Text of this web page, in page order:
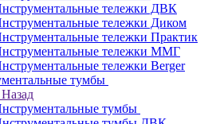
тележки ДВК
тележки Диком
тележки Практик
тележки ММГ
тележки Berger
тумбы
Назад
тумбы